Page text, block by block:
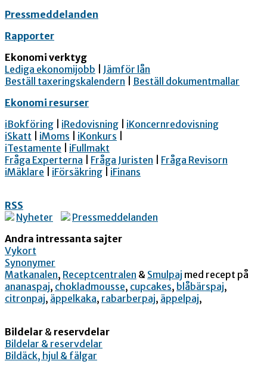
Pressmeddelanden
Rapporter
Ekonomi verktyg
Lediga ekonomijobb
Jämför lån
Beställ taxeringskalendern
Beställ dokumentmallar
Ekonomi resurser
iBokföring
iRedovisning
iKoncernredovisning
iSkatt
iMoms iKonkurs
iTestamente
iFullmakt
Fråga Experterna
Fråga Juristen
Fråga Revisorn
iMäklare
iFörsäkring iFinans
RSS
Nyheter
Pressmeddelanden
Andra intressanta sajter
Vykort
Synonymer
Matkanalen, Receptcentralen & Smulpaj med recept på
ananaspaj, chokladmousse, cupcakes, blåbärspaj,
citronpaj, äppelkaka, rabarberpaj, äppelpaj,
Bildelar & reservdelar
Bildelar & reservdelar
Bildäck, hjul & fälgar